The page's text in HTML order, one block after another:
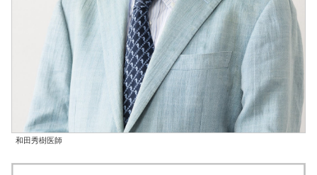
和田秀樹医師